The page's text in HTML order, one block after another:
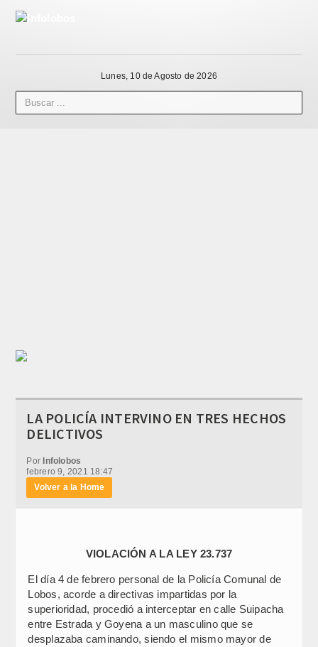
Lunes, 10 de Agosto de 2026
LA POLICÍA INTERVINO EN TRES HECHOS
DELICTIVOS
Por Infolobos
febrero 9, 2021 18:47
Volver a la Home
VIOLACIÓN A LA LEY 23.737
El día 4 de febrero personal de la Policía Comunal de
Lobos, acorde a directivas impartidas por la
superioridad, procedió a interceptar en calle Suipacha
entre Estrada y Goyena a un masculino que se
desplazaba caminando, siendo el mismo mayor de